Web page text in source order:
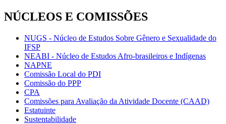
NÚCLEOS E COMISSÕES
NUGS - Núcleo de Estudos Sobre Gênero e Sexualidade do
IFSP
NEABI - Núcleo de Estudos Afro-brasileiros e Indígenas
NAPNE
Comissão Local do PDI
Comissão do PPP
CPA
Comissões para Avaliação da Atividade Docente (CAAD)
Estatuinte
Sustentabilidade